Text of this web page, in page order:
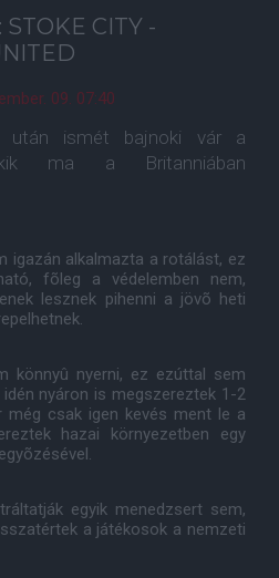
CITY -
09. 07:40
után ismét bajnoki vár a
ma a Britanniában
igazán alkalmazta a rotálást, ez
fõleg a védelemben nem,
lesznek pihenni a jövõ heti
könnyû nyerni, ez ezúttal sem
nyáron is megszereztek 1-2
még csak igen kevés ment le a
hazai környezetben egy
egyik menedzsert sem,
a játékosok a nemzeti